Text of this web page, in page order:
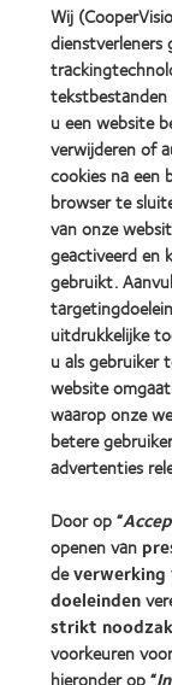
Wij
dienstverleners
u een website
verwijderen of
cookies na een
browser te
van onze
geactiveerd en
gebruikt.
uitdrukkelijke
u als gebruiker
website
waarop onze
betere
advertenties
Door op “
openen van
deverwerking
doeleinden
strikt
voorkeuren
hieronder op “